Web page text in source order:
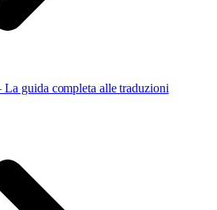
La guida completa alle traduzioni